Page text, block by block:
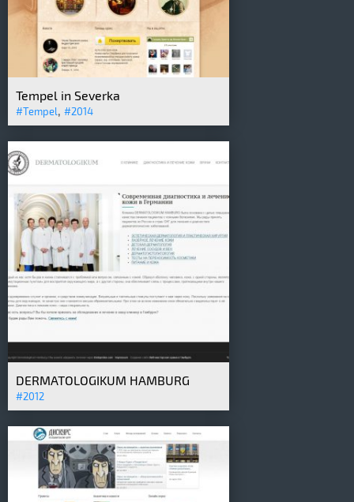
Tempel in Severka
#Tempel, #2014
DERMATOLOGIKUM HAMBURG
#2012